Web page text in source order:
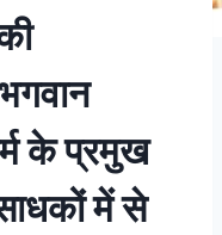
के प्रमुख
में से